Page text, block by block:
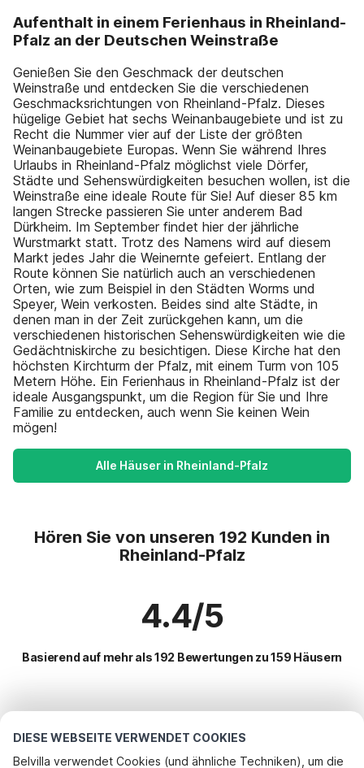
DIESE WEBSEITE VERWENDET COOKIES
Belvilla verwendet Cookies (und ähnliche Techniken), um die
Aufenthalt in einem Ferienhaus in Rheinland-
Pfalz an der Deutschen Weinstraße
Genießen Sie den Geschmack der deutschen
Weinstraße und entdecken Sie die verschiedenen
Geschmacksrichtungen von Rheinland-Pfalz. Dieses
hügelige Gebiet hat sechs Weinanbaugebiete und ist zu
Recht die Nummer vier auf der Liste der größten
Weinanbaugebiete Europas. Wenn Sie während Ihres
Urlaubs in Rheinland-Pfalz möglichst viele Dörfer,
Städte und Sehenswürdigkeiten besuchen wollen, ist die
Weinstraße eine ideale Route für Sie! Auf dieser 85 km
langen Strecke passieren Sie unter anderem Bad
Dürkheim. Im September findet hier der jährliche
Wurstmarkt statt. Trotz des Namens wird auf diesem
Markt jedes Jahr die Weinernte gefeiert. Entlang der
Route können Sie natürlich auch an verschiedenen
Orten, wie zum Beispiel in den Städten Worms und
Speyer, Wein verkosten. Beides sind alte Städte, in
denen man in der Zeit zurückgehen kann, um die
verschiedenen historischen Sehenswürdigkeiten wie die
Gedächtniskirche zu besichtigen. Diese Kirche hat den
höchsten Kirchturm der Pfalz, mit einem Turm von 105
Metern Höhe. Ein Ferienhaus in Rheinland-Pfalz ist der
ideale Ausgangspunkt, um die Region für Sie und Ihre
Familie zu entdecken, auch wenn Sie keinen Wein
mögen!
Alle Häuser in Rheinland-Pfalz
Hören Sie von unseren 192 Kunden in
Rheinland-Pfalz
4.4/5
Basierend auf mehr als 192 Bewertungen zu 159 Häusern
Beliebte Ausstattungen für Urlaub in Rheinland-pfalz